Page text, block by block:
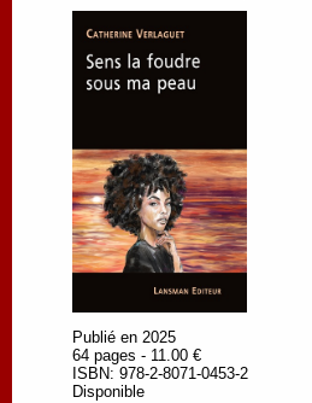
Publié en 2025
64 pages - 11.00 €
ISBN: 978-2-8071-0453-2
Disponible